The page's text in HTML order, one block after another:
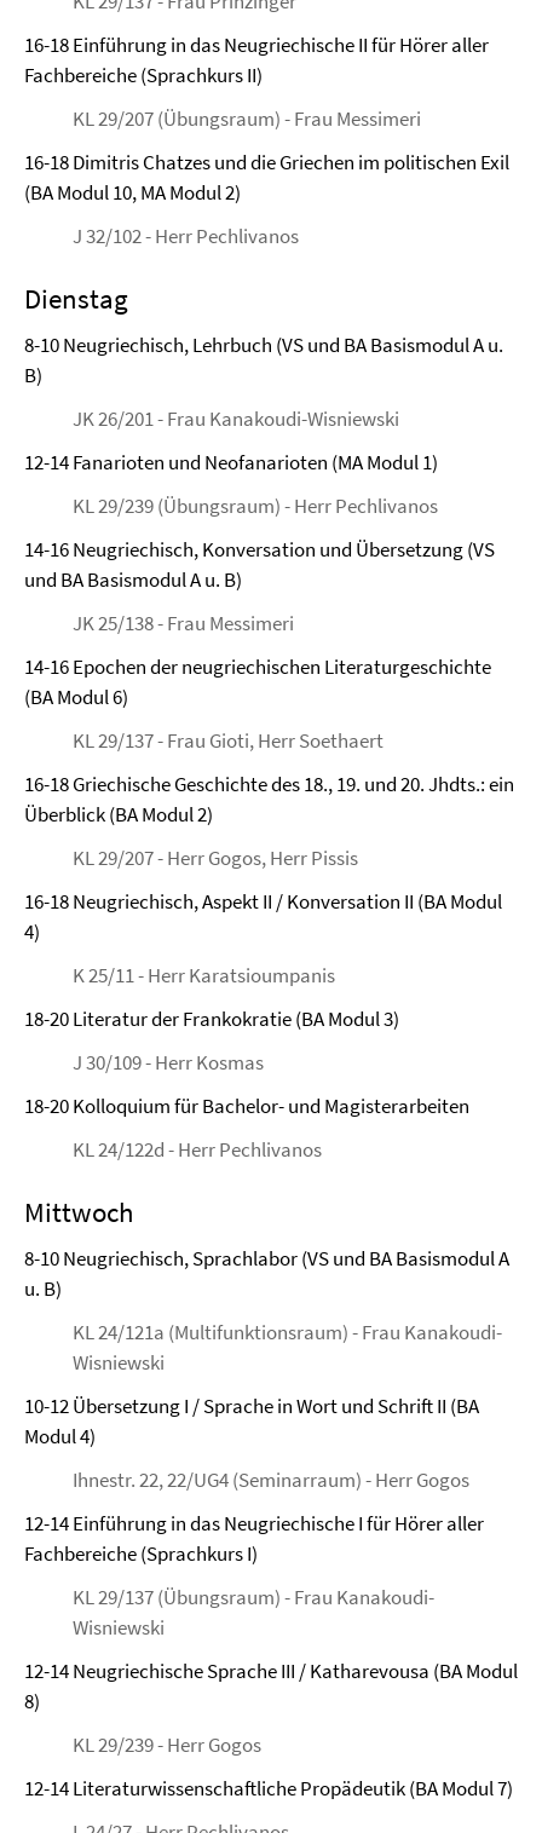
16-18 Einführung in das Neugriechische II für Hörer aller
Fachbereiche (Sprachkurs II)
KL 29/207 (Übungsraum) - Frau Messimeri
16-18 Dimitris Chatzes und die Griechen im politischen Exil
(BA Modul 10, MA Modul 2)
J 32/102 - Herr Pechlivanos
Dienstag
8-10 Neugriechisch, Lehrbuch (VS und BA Basismodul A u.
B)
JK 26/201 - Frau Kanakoudi-Wisniewski
12-14 Fanarioten und Neofanarioten (MA Modul 1)
KL 29/239 (Übungsraum) - Herr Pechlivanos
14-16 Neugriechisch, Konversation und Übersetzung (VS
und BA Basismodul A u. B)
JK 25/138 - Frau Messimeri
14-16 Epochen der neugriechischen Literaturgeschichte
(BA Modul 6)
KL 29/137 - Frau Gioti, Herr Soethaert
16-18 Griechische Geschichte des 18., 19. und 20. Jhdts.: ein
Überblick (BA Modul 2)
KL 29/207 - Herr Gogos, Herr Pissis
16-18 Neugriechisch, Aspekt II / Konversation II (BA Modul
4)
K 25/11 - Herr Karatsioumpanis
18-20 Literatur der Frankokratie (BA Modul 3)
J 30/109 - Herr Kosmas
18-20 Kolloquium für Bachelor- und Magisterarbeiten
KL 24/122d - Herr Pechlivanos
Mittwoch
8-10 Neugriechisch, Sprachlabor (VS und BA Basismodul A
u. B)
KL 24/121a (Multifunktionsraum) - Frau Kanakoudi-
Wisniewski
10-12 Übersetzung I / Sprache in Wort und Schrift II (BA
Modul 4)
Ihnestr. 22, 22/UG4 (Seminarraum) - Herr Gogos
12-14 Einführung in das Neugriechische I für Hörer aller
Fachbereiche (Sprachkurs I)
KL 29/137 (Übungsraum) - Frau Kanakoudi-
Wisniewski
12-14 Neugriechische Sprache III / Katharevousa (BA Modul
8)
KL 29/239 - Herr Gogos
12-14 Literaturwissenschaftliche Propädeutik (BA Modul 7)